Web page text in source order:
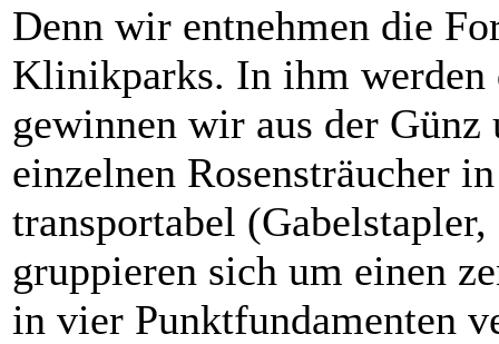
Denn wir entnehmen die
Klinikparks. In ihm werden
gewinnen wir aus der
einzelnen Rosensträucher
transportabel
gruppieren sich um einen
in vier Punktfundamenten